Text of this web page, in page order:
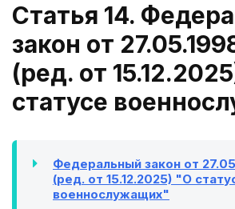
Статья 14.
закон от
(ред. от
статусе
Федеральный закон от
(ред. от 15.12.2025) "О
военнослужащих"